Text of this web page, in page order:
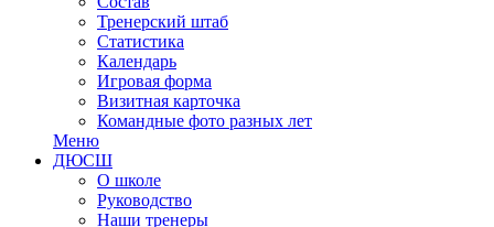
Тренерский штаб
Статистика
Календарь
Игровая форма
Визитная карточка
Командные фото разных лет
Меню
ДЮСШ
О школе
Руководство
Наши тренеры